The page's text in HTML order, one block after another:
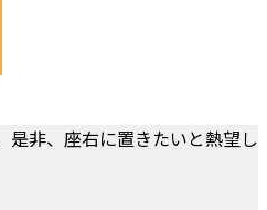
是非、座右に置きたいと熱望し